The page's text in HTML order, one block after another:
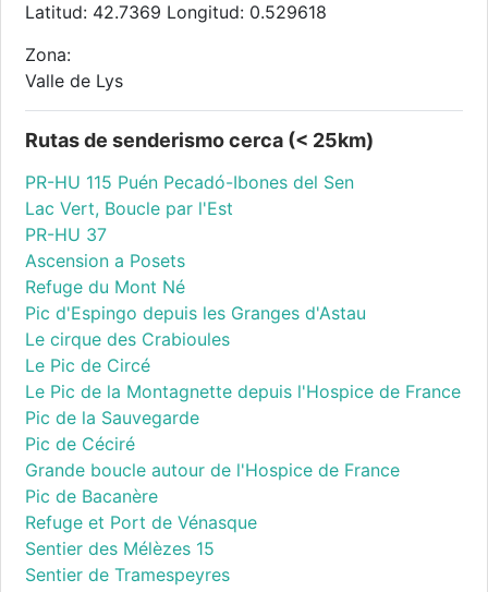
Latitud: 42.7369 Longitud: 0.529618
Zona:
Valle de Lys
Rutas de senderismo cerca (< 25km)
PR-HU 115 Puén Pecadó-Ibones del Sen
Lac Vert, Boucle par l'Est
PR-HU 37
Ascension a Posets
Refuge du Mont Né
Pic d'Espingo depuis les Granges d'Astau
Le cirque des Crabioules
Le Pic de Circé
Le Pic de la Montagnette depuis l'Hospice de France
Pic de la Sauvegarde
Pic de Céciré
Grande boucle autour de l'Hospice de France
Pic de Bacanère
Refuge et Port de Vénasque
Sentier des Mélèzes 15
Sentier de Tramespeyres